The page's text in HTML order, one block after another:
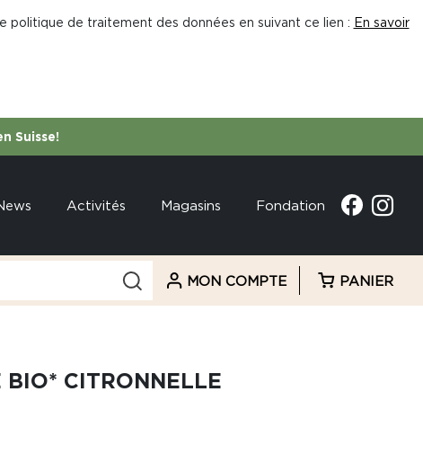
politique de traitement des données en suivant ce lien : En savoir
Suisse!
Activités Magasins Fondation
MON COMPTE PANIER
BIO* CITRONNELLE